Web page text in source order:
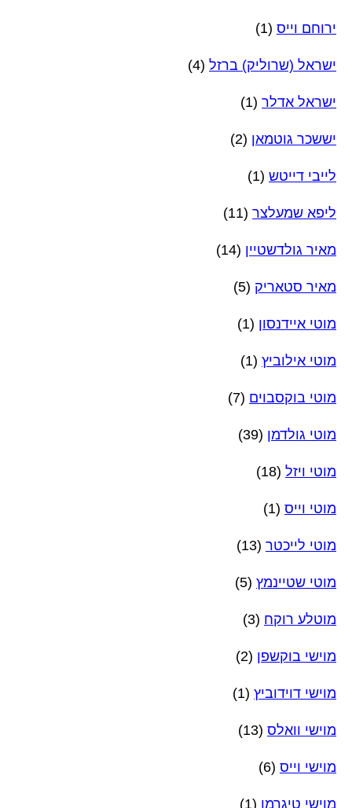
ירוחם וייס (1)
ישראל (שרוליק) ברזל (4)
ישראל אדלר (1)
יששכר גוטמאן (2)
לייבי דייטש (1)
ליפא שמעלצר (11)
מאיר גולדשטיין (14)
מאיר סטאריק (5)
מוטי איידנסון (1)
מוטי אילוביץ (1)
מוטי בוקסבוים (7)
מוטי גולדמן (39)
מוטי ויזל (18)
מוטי וייס (1)
מוטי לייכטר (13)
מוטי שטיינמץ (5)
מוטלע רוקח (3)
מוישי בוקשפן (2)
מוישי דוידוביץ (1)
מוישי וואלס (13)
מוישי וייס (6)
מוישי טיגרמן (1)